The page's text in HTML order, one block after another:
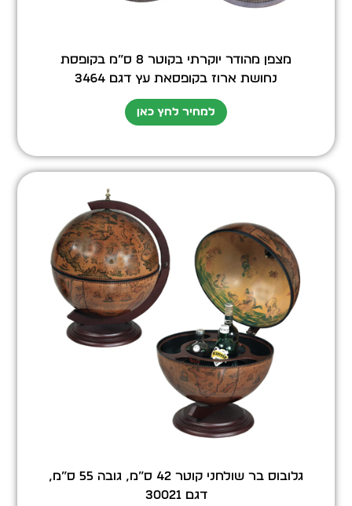
מצפן מהודר יוקרתי בקוטר 8 ס”מ בקופסת
נחושת ארוז בקופסאת עץ דגם 3464
למחיר לחץ כאן
גלובוס בר שולחני קוטר 42 ס”מ, גובה 55 ס”מ,
דגם 30021